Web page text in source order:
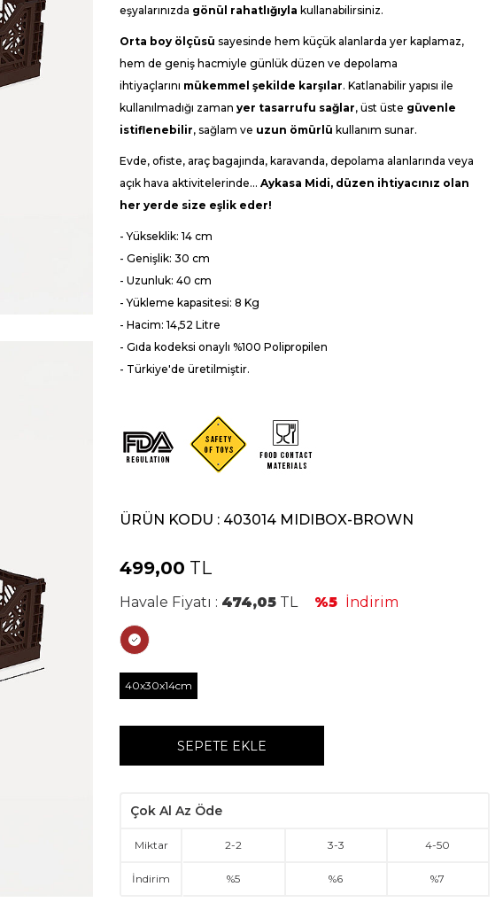
eşyalarınızda gönül rahatlığıyla kullanabilirsiniz.
Orta boy ölçüsü sayesinde hem küçük alanlarda yer kaplamaz,
hem de geniş hacmiyle günlük düzen ve depolama
ihtiyaçlarını mükemmel şekilde karşılar. Katlanabilir yapısı ile
kullanılmadığı zaman yer tasarrufu sağlar, üst üste güvenle
istiflenebilir, sağlam ve uzun ömürlü kullanım sunar.
Evde, ofiste, araç bagajında, karavanda, depolama alanlarında veya
açık hava aktivitelerinde… Aykasa Midi, düzen ihtiyacınız olan
her yerde size eşlik eder!
- Yükseklik: 14 cm
- Genişlik: 30 cm
- Uzunluk: 40 cm
- Yükleme kapasitesi: 8 Kg
- Hacim: 14,52 Litre
- Gıda kodeksi onaylı %100 Polipropilen
- Türkiye'de üretilmiştir.
ÜRÜN KODU : 403014 MIDIBOX-BROWN
499,00 TL
Havale Fiyatı : 474,05 TL %5 İndirim
40x30x14cm
SEPETE EKLE
Çok Al Az Öde
Miktar
İndirim
2-2
%5
3-3
%6
4-50
%7